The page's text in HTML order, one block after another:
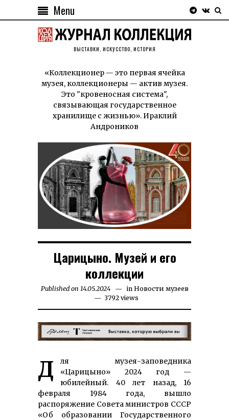
Menu
ВЫСТАВКИ, ИСКУССТВО, ИСТОРИЯ
«Коллекционер — это первая ячейка
музея, коллекционеры — актив музея.
Это "кровеносная система",
связывающая государственное
хранилище с жизнью». Ираклий
Андроников
Царицыно. Музей и его
коллекции
Published on 14.05.202417.05.2024
in Новости музеев
3792 views
Для музея-заповедника
«Царицыно» 2024 год —
юбилейный. 40 лет назад, 16
февраля 1984 года, вышло
распоряжение Совета министров СССР
«Об образовании Государственного